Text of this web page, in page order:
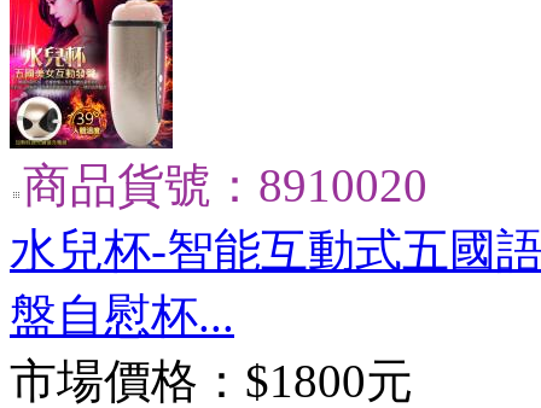
商品貨號：8910020
水兒杯-智能互動式五國
盤自慰杯...
市場價格： $1800元